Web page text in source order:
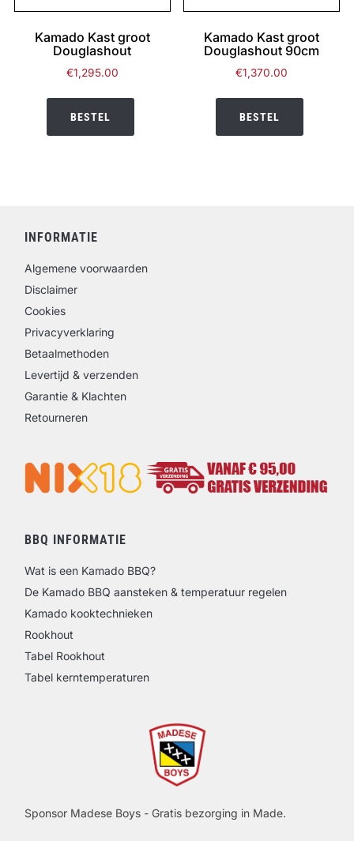
Kamado Kast groot
Douglashout
€1,295.00
BESTEL
Kamado Kast groot
Douglashout 90cm
€1,370.00
BESTEL
INFORMATIE
Algemene voorwaarden
Disclaimer
Cookies
Privacyverklaring
Betaalmethoden
Levertijd & verzenden
Garantie & Klachten
Retourneren
BBQ INFORMATIE
Wat is een Kamado BBQ?
De Kamado BBQ aansteken & temperatuur regelen
Kamado kooktechnieken
Rookhout
Tabel Rookhout
Tabel kerntemperaturen
Sponsor Madese Boys - Gratis bezorging in Made.